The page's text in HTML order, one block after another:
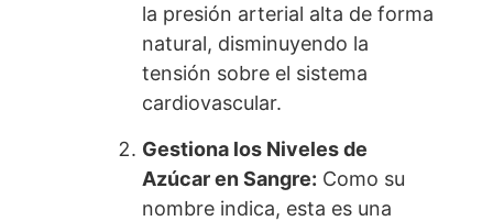
la presión arterial alta de forma
natural, disminuyendo la
tensión sobre el sistema
cardiovascular.
Gestiona los Niveles de
Azúcar en Sangre: Como su
nombre indica, esta es una